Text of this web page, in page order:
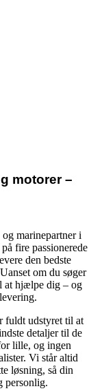
motorer –
marinepartner i
fire passionerede
den bedste
om du søger
at hjælpe dig – og
fuldt udstyret til at
detaljer til de
lille, og ingen
Vi står altid
løsning, så din
personlig.